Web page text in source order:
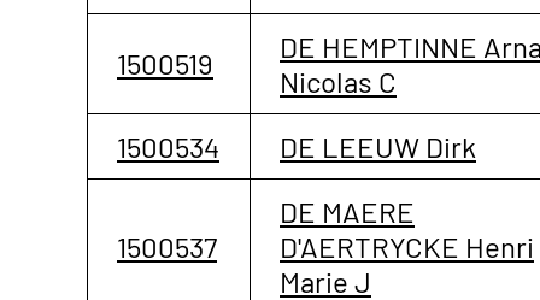
1500519
DE HEMPTINNE
Nicolas C
1500534
DE LEEUW Dirk
1500537
DE MAERE
D'AERTRYCKE Henri
Marie J